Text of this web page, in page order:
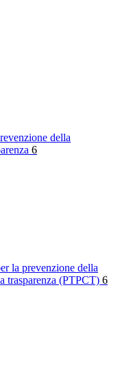
della
6
la prevenzione della
trasparenza (PTPCT) 6